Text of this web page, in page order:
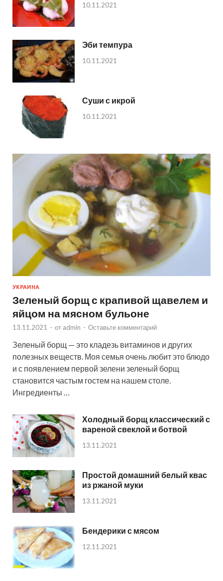
10.11.2021
Эби темпура
10.11.2021
Суши с икрой
10.11.2021
УКРАИНА
Зеленый борщ с крапивой щавелем и
яйцом на мясном бульоне
13.11.2021 - от admin - Оставьте комментарий
Зеленый борщ — это кладезь витаминов и других
полезных веществ. Моя семья очень любит это блюдо
и с появлением первой зелени зеленый борщ
становится частым гостем на нашем столе.
Ингредиенты …
Холодный борщ классический с
вареной свеклой и ботвой
13.11.2021
Простой домашний белый квас
из ржаной муки
13.11.2021
Бендерики с мясом
12.11.2021